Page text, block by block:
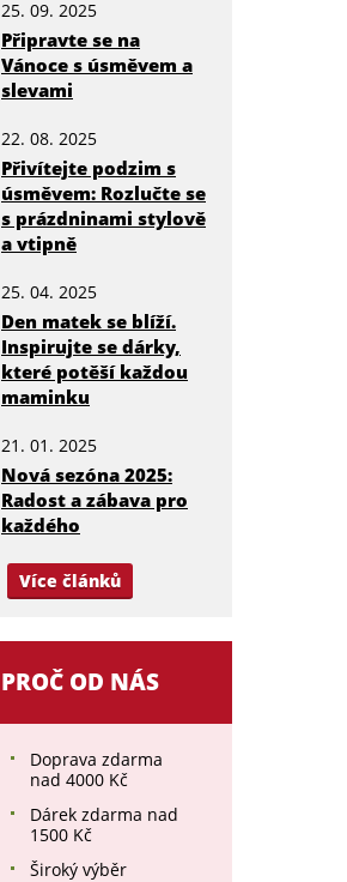
25. 09. 2025
Připravte se na
Vánoce s úsměvem a
slevami
22. 08. 2025
Přivítejte podzim s
úsměvem: Rozlučte se
s prázdninami stylově
a vtipně
25. 04. 2025
Den matek se blíží.
Inspirujte se dárky,
které potěší každou
maminku
21. 01. 2025
Nová sezóna 2025:
Radost a zábava pro
každého
Více článků
PROČ OD NÁS
Doprava zdarma
nad 4000 Kč
Dárek zdarma nad
1500 Kč
Široký výběr